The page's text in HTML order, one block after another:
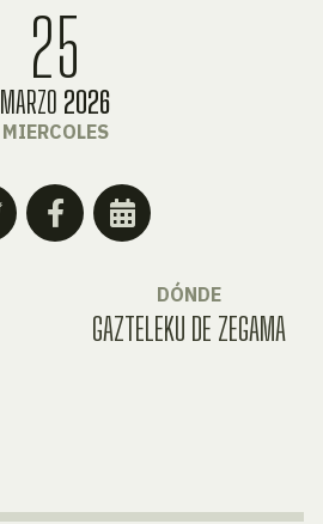
25
MARZO 2026
MIERCOLES
DÓNDE
GAZTELEKU DE ZEGAMA